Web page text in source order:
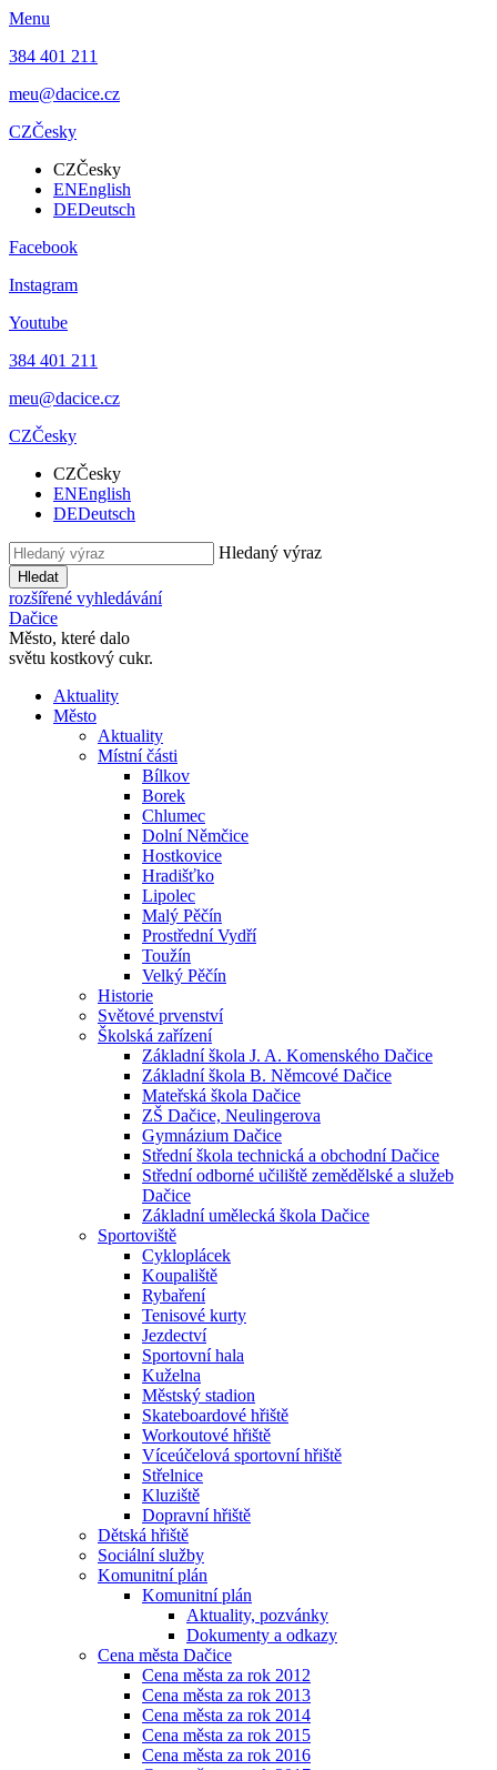
Menu
384 401 211
meu@dacice.cz
CZČesky
CZČesky
ENEnglish
DEDeutsch
Facebook
Instagram
Youtube
384 401 211
meu@dacice.cz
CZČesky
CZČesky
ENEnglish
DEDeutsch
Hledaný výraz
Hledat
rozšířené vyhledávání
Dačice
Město, které dalo
světu kostkový cukr.
Aktuality
Město
Aktuality
Místní části
Bílkov
Borek
Chlumec
Dolní Němčice
Hostkovice
Hradišťko
Lipolec
Malý Pěčín
Prostřední Vydří
Toužín
Velký Pěčín
Historie
Světové prvenství
Školská zařízení
Základní škola J. A. Komenského Dačice
Základní škola B. Němcové Dačice
Mateřská škola Dačice
ZŠ Dačice, Neulingerova
Gymnázium Dačice
Střední škola technická a obchodní Dačice
Střední odborné učiliště zemědělské a služeb
Dačice
Základní umělecká škola Dačice
Sportoviště
Cykloplácek
Koupaliště
Rybaření
Tenisové kurty
Jezdectví
Sportovní hala
Kuželna
Městský stadion
Skateboardové hřiště
Workoutové hřiště
Víceúčelová sportovní hřiště
Střelnice
Kluziště
Dopravní hřiště
Dětská hřiště
Sociální služby
Komunitní plán
Komunitní plán
Aktuality, pozvánky
Dokumenty a odkazy
Cena města Dačice
Cena města za rok 2012
Cena města za rok 2013
Cena města za rok 2014
Cena města za rok 2015
Cena města za rok 2016